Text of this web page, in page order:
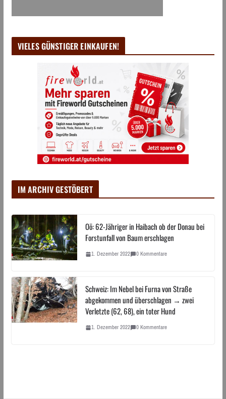
VIELES GÜNSTIGER EINKAUFEN!
IM ARCHIV GESTÖBERT
Oö: 62-Jähriger in Haibach ob der Donau bei
Forstunfall von Baum erschlagen
1. Dezember 2022 0 Kommentare
Schweiz: Im Nebel bei Furna von Straße
abgekommen und überschlagen → zwei
Verletzte (62, 68), ein toter Hund
1. Dezember 2022 0 Kommentare